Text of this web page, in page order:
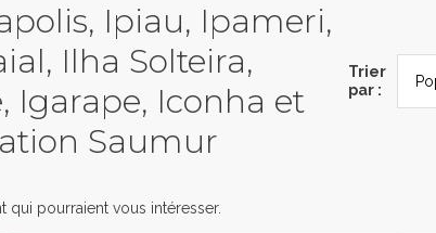
Ipiau, Ipameri,
Ilha Solteira,
Igarape, Iconha et
Saumur
Trier
par :
pourraient vous intéresser.